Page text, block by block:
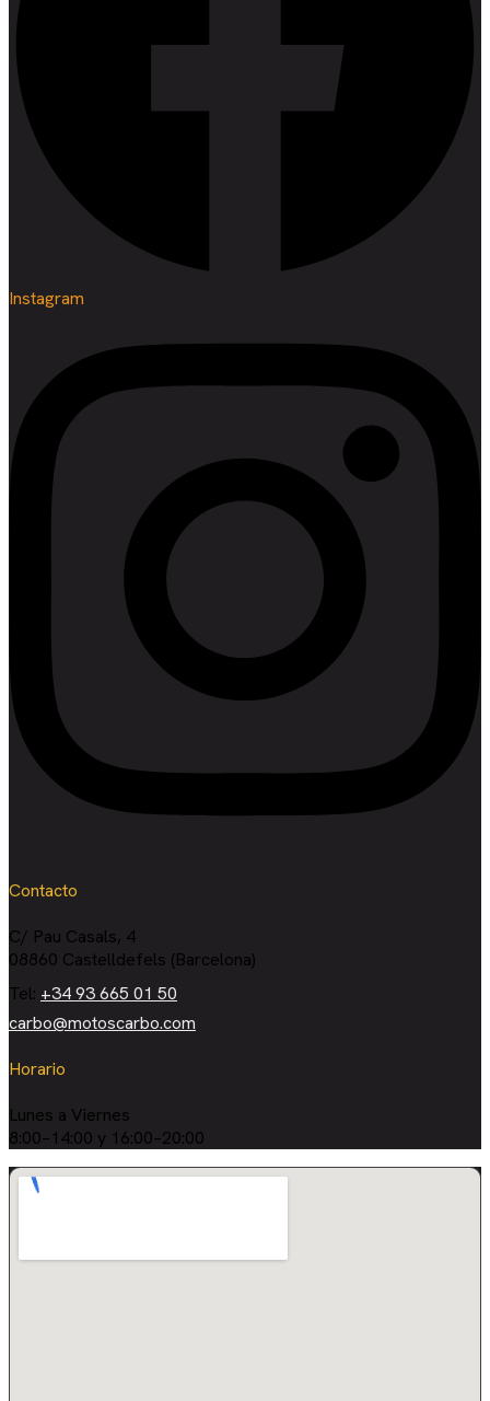
Instagram
Contacto
C/ Pau Casals, 4
08860 Castelldefels (Barcelona)
Tel: +34 93 665 01 50
carbo@motoscarbo.com
Horario
Lunes a Viernes
8:00–14:00 y 16:00–20:00